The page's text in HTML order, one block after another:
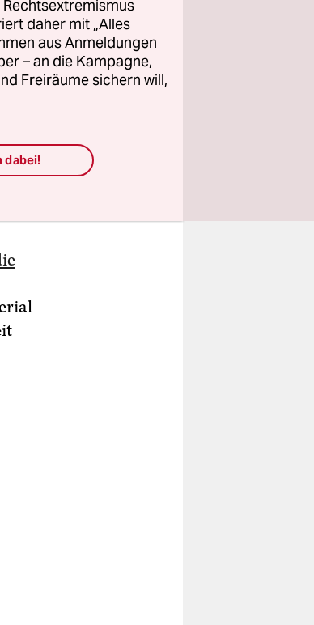
die
daher mit „Alles
aus Anmeldungen
– an die Kampagne,
Freiräume sichern will,
dabei!